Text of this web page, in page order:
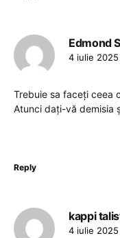
Edmond
4 iulie 2025
Trebuie sa faceți ceea
Atunci dați-vă demisia
Reply
kappi
4 iulie 2025